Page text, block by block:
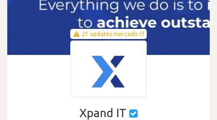
21 updates mercado IT
Xpand IT